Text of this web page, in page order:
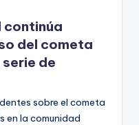
continúa
del cometa
de
sobre el cometa
en la comunidad